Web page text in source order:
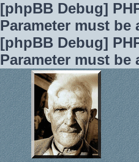
[phpBB Debug]
Parameter must
[phpBB Debug]
Parameter must